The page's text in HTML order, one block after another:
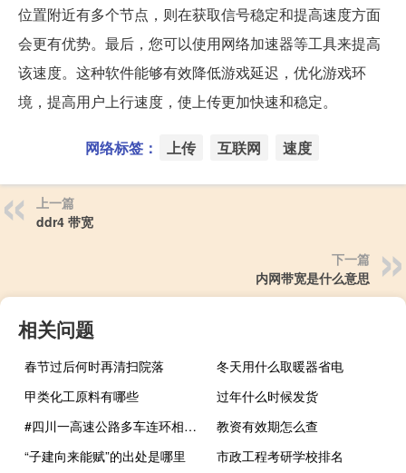
位置附近有多个节点，则在获取信号稳定和提高速度方面
会更有优势。最后，您可以使用网络加速器等工具来提高
该速度。这种软件能够有效降低游戏延迟，优化游戏环
境，提高用户上行速度，使上传更加快速和稳定。
网络标签： 上传 互联网 速度
上一篇
ddr4 带宽
下一篇
内网带宽是什么意思
相关问题
春节过后何时再清扫院落
冬天用什么取暖器省电
甲类化工原料有哪些
过年什么时候发货
#四川一高速公路多车连环相撞#交警 到底什么情况嘞
教资有效期怎么查
“子建向来能赋”的出处是哪里
市政工程考研学校排名